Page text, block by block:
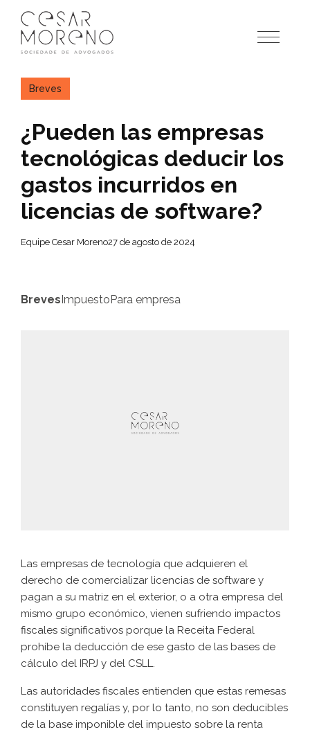
para
conteúdo
Breves
¿Pueden las empresas
tecnológicas deducir los
gastos incurridos en
licencias de software?
Equipe Cesar Moreno27 de agosto de 2024
BrevesImpuestoPara empresa
Las empresas de tecnología que adquieren el
derecho de comercializar licencias de software y
pagan a su matriz en el exterior, o a otra empresa del
mismo grupo económico, vienen sufriendo impactos
fiscales significativos porque la Receita Federal
prohíbe la deducción de ese gasto de las bases de
cálculo del IRPJ y del CSLL.
Las autoridades fiscales entienden que estas remesas
constituyen regalías y, por lo tanto, no son deducibles
de la base imponible del impuesto sobre la renta